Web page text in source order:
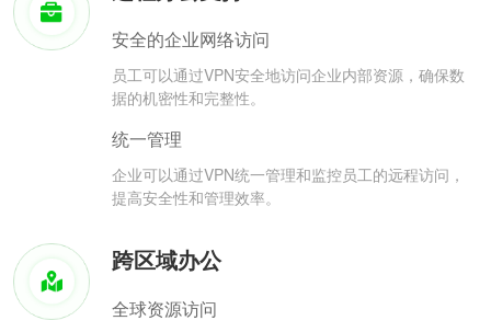
安全的企业网络访问
员工可以通过VPN安全地访问企业内部资源，确保数
据的机密性和完整性。
统一管理
企业可以通过VPN统一管理和监控员工的远程访问，
提高安全性和管理效率。
跨区域办公
全球资源访问